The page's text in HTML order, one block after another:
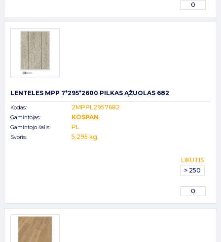
0
LENTELES MPP 7*295*2600 PILKAS ĄŽUOLAS 682
Kodas: 2MPPL2957682
Gamintojas: KOSPAN
Gamintojo šalis: PL
Svoris: 5.295 kg.
LIKUTIS
> 250
0